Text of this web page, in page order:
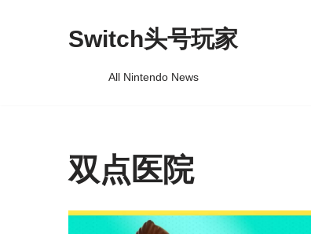
Switch头号玩家
All Nintendo News
双点医院